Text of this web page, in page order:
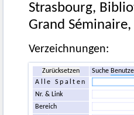
Strasbourg,
Grand
Verzeichnungen:
Zurücksetzen Suche
Alle Spalten
Nr. & Link
Bereich